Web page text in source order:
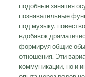
подобные занятия
познавательные
под музыку,
вдобавок
формируя общие
отношения. Эти
коммуникации, но и